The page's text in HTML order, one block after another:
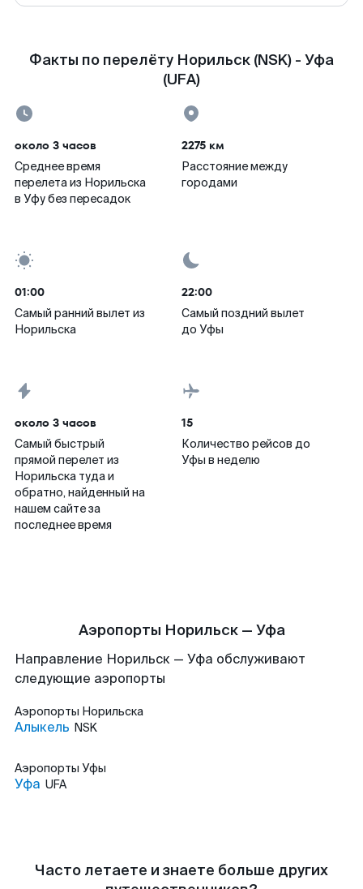
Факты по перелёту Норильск (NSK) - Уфа
(UFA)
около 3 часов
Среднее время
перелета из Норильска
в Уфу без пересадок
2275 км
Расстояние между
городами
01:00
Самый ранний вылет из
Норильска
22:00
Самый поздний вылет
до Уфы
около 3 часов
Самый быстрый
прямой перелет из
Норильска туда и
обратно, найденный на
нашем сайте за
последнее время
15
Количество рейсов до
Уфы в неделю
Аэропорты Норильск — Уфа
Направление Норильск — Уфа обслуживают
следующие аэропорты
Аэропорты Норильска
Алыкель NSK
Аэропорты Уфы
Уфа UFA
Часто летаете и знаете больше других